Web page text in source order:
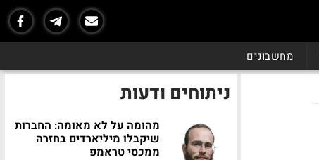
מחשבונים
ניתוחים ודעות
מהומה על לא מאומה: החברות
שיקבלו מיליארדים בחזרה
ממכסי טראמפ